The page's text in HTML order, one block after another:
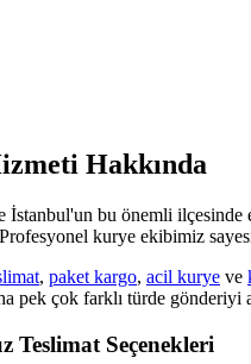
Hakkında
İstanbul'un bu önemli ilçesinde
kurye ekibimiz
, paket kargo, acil kurye ve
pek çok farklı türde gönderiyi
Teslimat Seçenekleri